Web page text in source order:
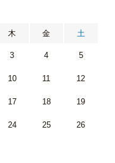
木 金 土
3 4 5
10 11 12
17 18 19
24 25 26